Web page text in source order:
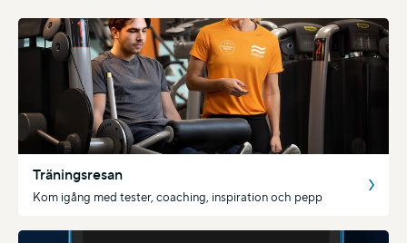
Träningsresan
Kom igång med tester, coaching, inspiration och pepp